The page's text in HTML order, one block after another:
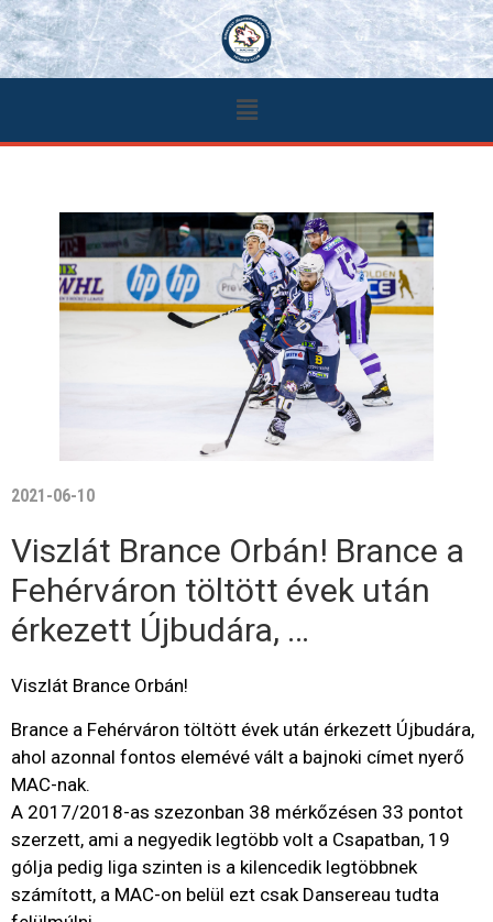
2021-06-10
Viszlát Brance Orbán! Brance a
Fehérváron töltött évek után
érkezett Újbudára, …
Viszlát Brance Orbán!
Brance a Fehérváron töltött évek után érkezett Újbudára,
ahol azonnal fontos elemévé vált a bajnoki címet nyerő
MAC-nak.
A 2017/2018-as szezonban 38 mérkőzésen 33 pontot
szerzett, ami a negyedik legtöbb volt a Csapatban, 19
gólja pedig liga szinten is a kilencedik legtöbbnek
számított, a MAC-on belül ezt csak Dansereau tudta